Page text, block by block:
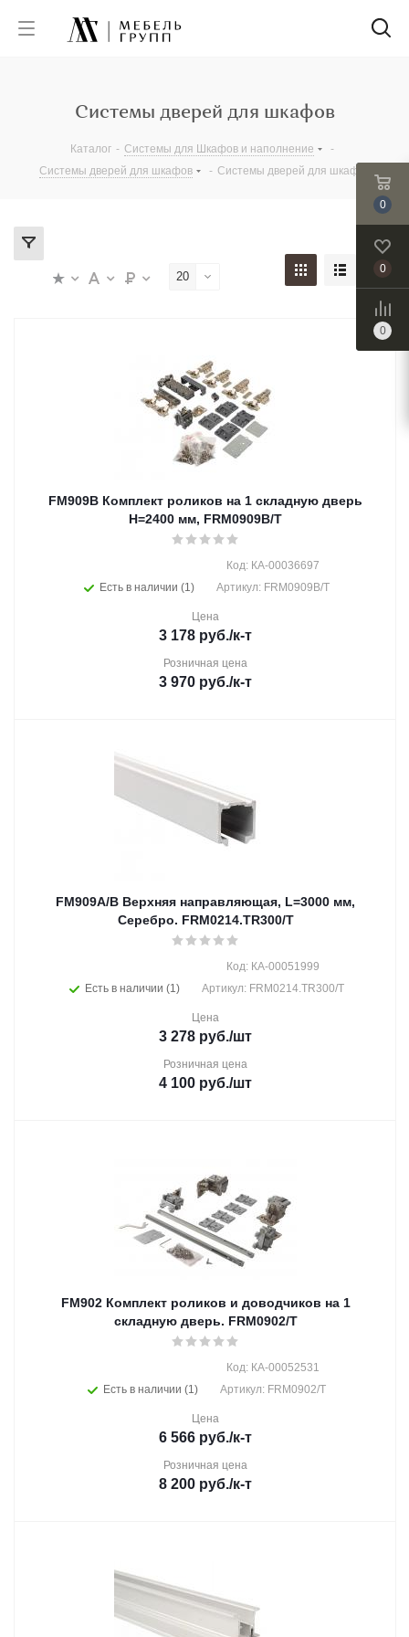
Системы дверей для шкафов
Каталог - Системы для Шкафов и наполнение
-
Системы дверей для шкафов
- Системы дверей для шкафов
20
FM909B Комплект роликов на 1 складную дверь
H=2400 мм, FRM0909B/T
Есть в наличии (1)
Код: КА-00036697
Артикул: FRM0909B/T
Цена
3 178 руб./к-т
Розничная цена
3 970 руб./к-т
FM909A/B Верхняя направляющая, L=3000 мм,
Серебро. FRM0214.TR300/T
Есть в наличии (1)
Код: КА-00051999
Артикул: FRM0214.TR300/T
Цена
3 278 руб./шт
Розничная цена
4 100 руб./шт
FM902 Комплект роликов и доводчиков на 1
складную дверь. FRM0902/T
Есть в наличии (1)
Код: КА-00052531
Артикул: FRM0902/T
Цена
6 566 руб./к-т
Розничная цена
8 200 руб./к-т
0
0
0